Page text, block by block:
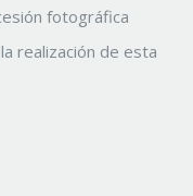
fotográfica
realización de esta